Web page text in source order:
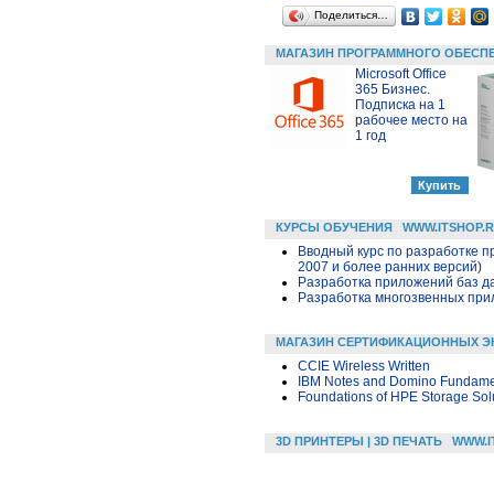
Поделиться…
МАГАЗИН ПРОГРАММНОГО
Microsoft Office
365 Бизнес.
Подписка на 1
рабочее место на
1 год
КУРСЫ ОБУЧЕНИЯ
Вводный курс по разработке
2007 и более ранних версий)
Разработка приложений баз
Разработка многозвенных
МАГАЗИН СЕРТИФИКАЦИОННЫХ
CCIE Wireless Written
IBM Notes and Domino
Foundations of HPE Storage
3D ПРИНТЕРЫ | 3D ПЕЧАТЬ